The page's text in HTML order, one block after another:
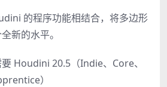
的程序功能相结合，将多边形
新的水平。
Houdini 20.5（Indie、Core、
）